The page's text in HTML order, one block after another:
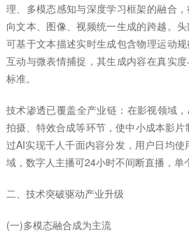
理、多模态感知与深度学习框架的融合
向文本、图像、视频统一生成的跨越。
可基于文本描述实时生成包含物理运动
互动与微表情捕捉，其生成内容在真实
标准。
技术渗透已覆盖全产业链：在影视领域
拍摄、特效合成等环节，使中小成本影
过AI实现千人千面内容分发，用户日均
域，数字人主播可24小时不间断直播，单
二、技术突破驱动产业升级
(一)多模态融合成为主流